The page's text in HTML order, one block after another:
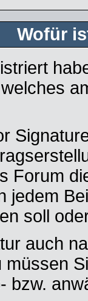
Wofür
Forum
jedem
soll
auch
bzw.